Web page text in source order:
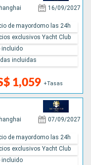
16/09/2027
1,059 +Tasas
de mayordomo las 24h
exclusivos Yacht Club
incluido
incluidas
07/09/2027
de mayordomo las 24h
exclusivos Yacht Club
incluido